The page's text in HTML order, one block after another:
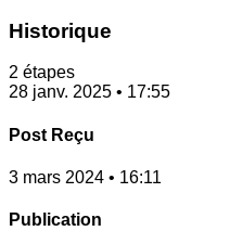
Historique
2 étapes
28 janv. 2025 • 17:55
Post Reçu
3 mars 2024 • 16:11
Publication